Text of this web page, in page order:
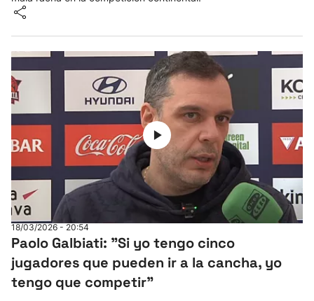
18/03/2026 - 20:54
Paolo Galbiati: "Si yo tengo cinco
jugadores que pueden ir a la cancha, yo
tengo que competir"